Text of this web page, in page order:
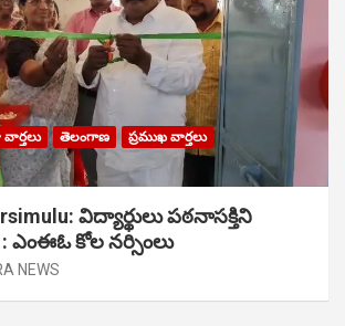
తెలంగాణ
ప్రముఖ వార్తలు
విద్యార్థులు పఠ‌నాసక్తిని
కోల నర్సింలు
NEWS